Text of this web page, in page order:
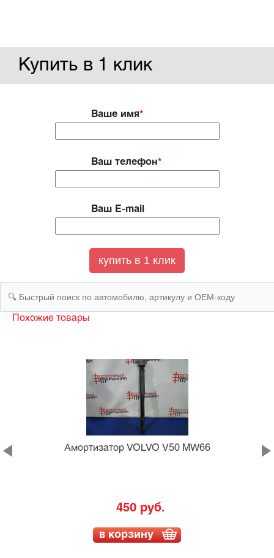
Купить в 1 клик
Ваше имя*
Ваш телефон*
Ваш E-mail
Похожие товары
Амортизатор VOLVO V50 MW66
450 руб.
в корзину